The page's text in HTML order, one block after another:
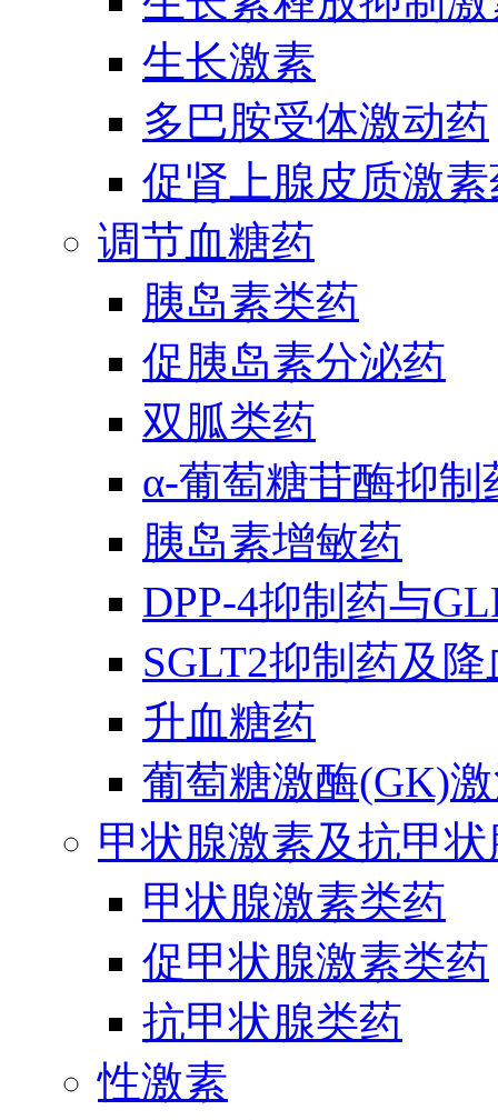
生长激素
多巴胺受体激动药
促肾上腺皮质激
调节血糖药
胰岛素类药
促胰岛素分泌药
双胍类药
α-葡萄糖苷酶抑制
胰岛素增敏药
DPP-4抑制药与
SGLT2抑制药及
升血糖药
葡萄糖激酶(GK)
甲状腺激素及抗甲
甲状腺激素类药
促甲状腺激素类药
抗甲状腺类药
性激素